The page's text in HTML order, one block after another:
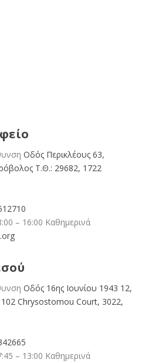
Οδός Περικλέους 63,
Τ.Θ.: 29682, 1722
– 16:00 Καθημερινά
Οδός 16ης Ιουνίου 1943 12,
Chrysostomou Court, 3022,
– 13:00 Καθημερινά